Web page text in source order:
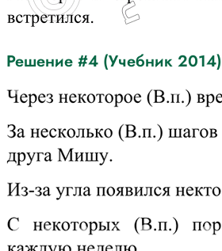
Решение #4 (Учебник 2014)